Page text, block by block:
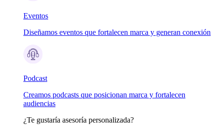
Eventos
Diseñamos eventos que fortalecen marca y generan conexión
Podcast
Creamos podcasts que posicionan marca y fortalecen
audiencias
¿Te gustaría asesoría personalizada?